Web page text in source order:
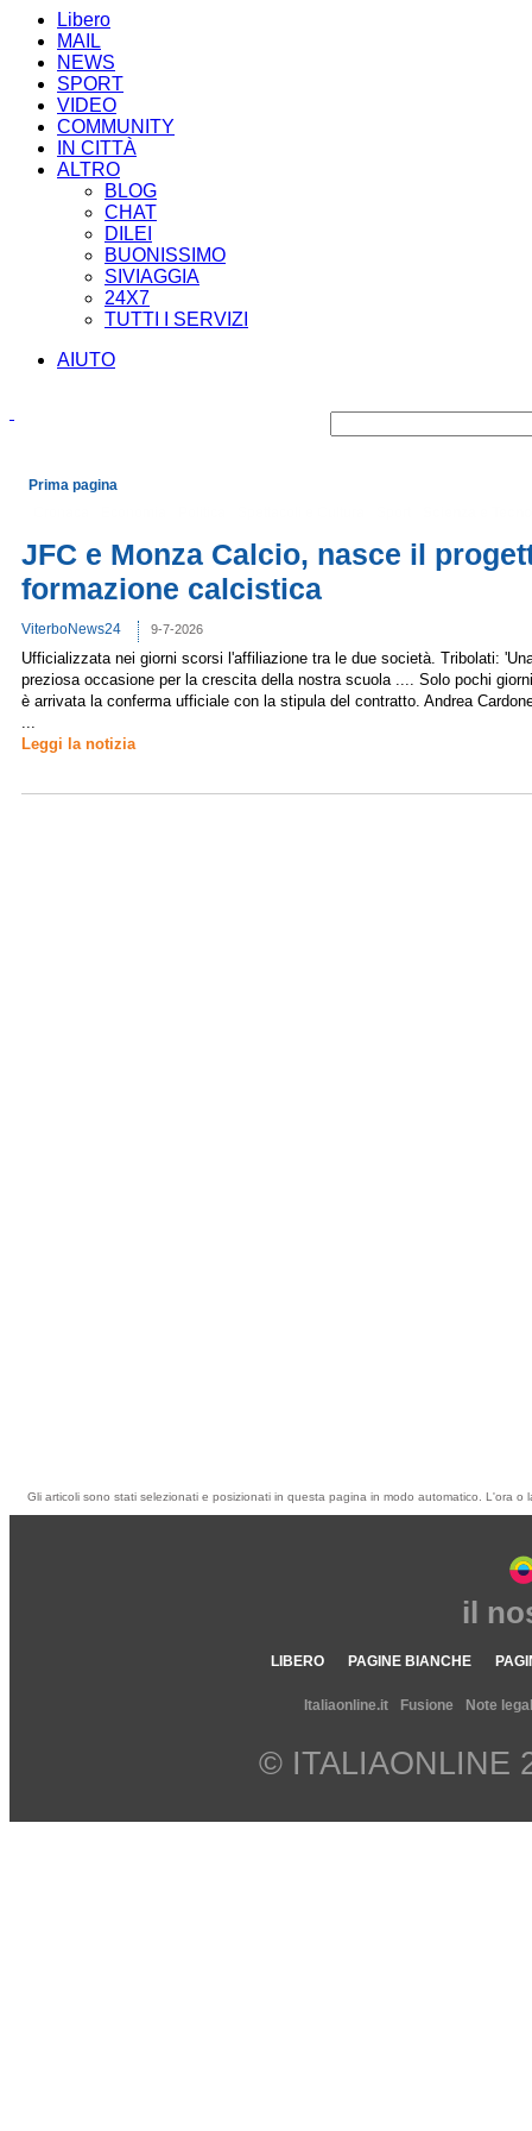
Libero
MAIL
NEWS
SPORT
VIDEO
COMMUNITY
IN CITTÀ
ALTRO
BLOG
CHAT
DILEI
BUONISSIMO
SIVIAGGIA
24X7
TUTTI I SERVIZI
AIUTO
Prima pagina
JFC e Monza Calcio, nasce il
formazione calcistica
ViterboNews24 9-7-2026
Ufficializzata nei giorni scorsi l'affiliazione tra le due società. Tribolati:
preziosa occasione per la crescita della nostra scuola .... Solo pochi
è arrivata la conferma ufficiale con la stipula del contratto. Andrea
...
Leggi la notizia
Gli articoli sono stati selezionati e posizionati in questa pagina in modo automatico. L'ora
il
LIBERO PAGINE BIANCHE
Italiaonline.it Fusione Note
© ITALIAONLINE